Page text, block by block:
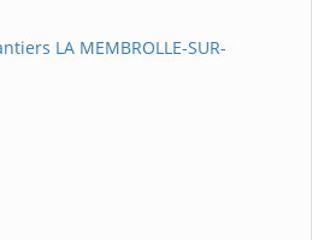
LA MEMBROLLE-SUR-